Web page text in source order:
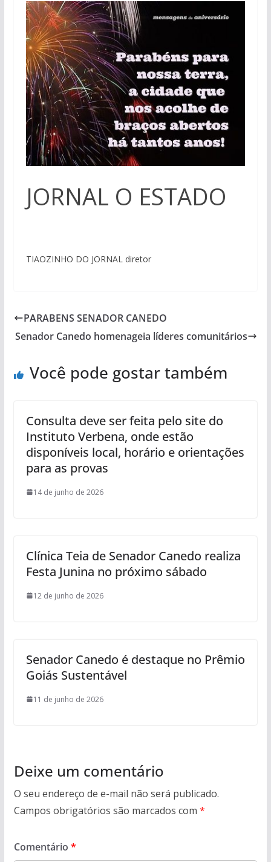
JORNAL O ESTADO
TIAOZINHO DO JORNAL diretor
PARABENS SENADOR CANEDO
Senador Canedo homenageia líderes comunitários
Você pode gostar também
Consulta deve ser feita pelo site do
Instituto Verbena, onde estão
disponíveis local, horário e orientações
para as provas
14 de junho de 2026
Clínica Teia de Senador Canedo realiza
Festa Junina no próximo sábado
12 de junho de 2026
Senador Canedo é destaque no Prêmio
Goiás Sustentável
11 de junho de 2026
Deixe um comentário
O seu endereço de e-mail não será publicado.
Campos obrigatórios são marcados com *
Comentário *